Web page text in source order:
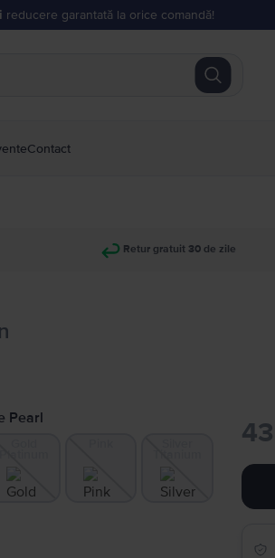
reducere garantată la orice comandă!
Contact
Retur gratuit 30 de zile
Pearl